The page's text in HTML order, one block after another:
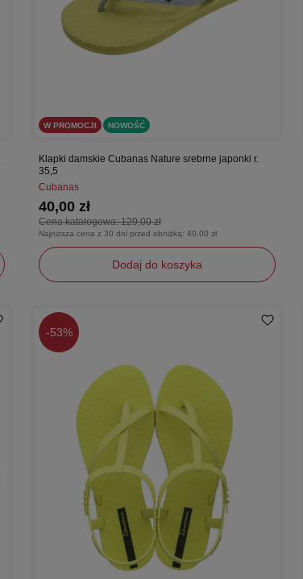
W PROMOCJI NOWOŚĆ
Klapki damskie Cubanas Nature srebrne japonki r.
35,5
Cubanas
Cena katalogowa:129,00 zł
40,00 zł
Najniższa cena z 30 dni przed obniżką: 40,00 zł
Dodaj do koszyka
35,5
-53%